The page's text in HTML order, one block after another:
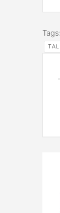
Tags: